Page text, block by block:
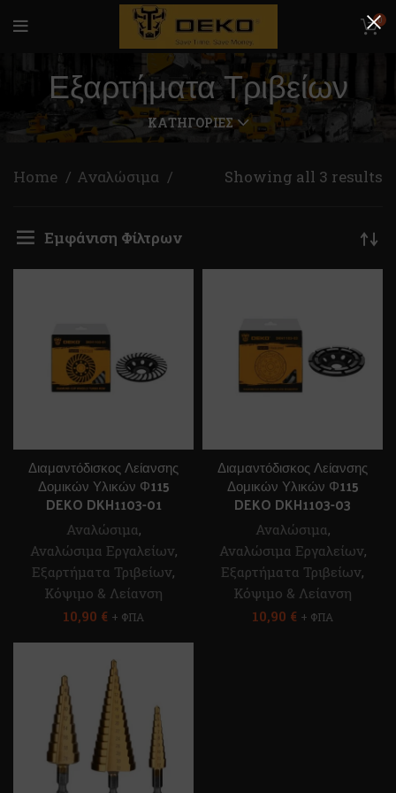
0
Εξαρτήματα Τριβείων
ΚΑΤΗΓΟΡΊΕΣ
Home Αναλώσιμα Showing all 3 results
Εμφάνιση Φίλτρων
Διαμαντόδισκος Λείανσης
Δομικών Υλικών Φ115
DEKO DKH1103-01
Αναλώσιμα,
Αναλώσιμα Εργαλείων,
Εξαρτήματα Τριβείων,
Κόψιμο & Λείανση
10,90 € + ΦΠΑ
Διαμαντόδισκος Λείανσης
Δομικών Υλικών Φ115
DEKO DKH1103-03
Αναλώσιμα,
Αναλώσιμα Εργαλείων,
Εξαρτήματα Τριβείων,
Κόψιμο & Λείανση
10,90 € + ΦΠΑ